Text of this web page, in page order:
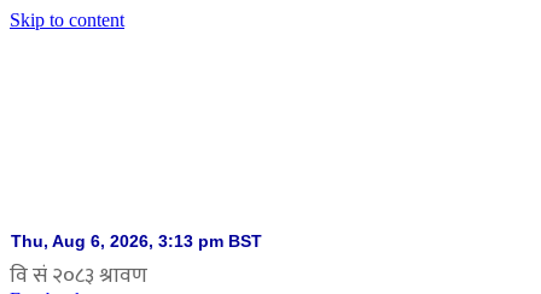
Skip to content